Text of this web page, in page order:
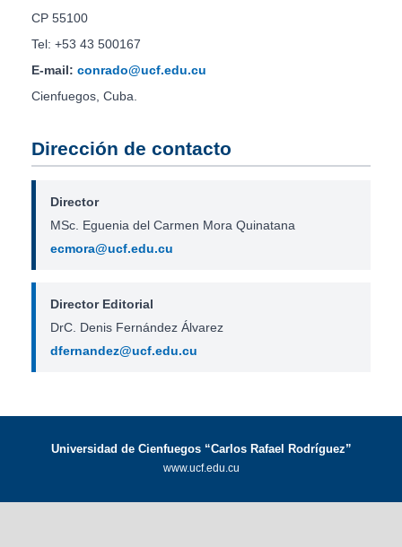
CP 55100
Tel: +53 43 500167
E-mail: conrado@ucf.edu.cu
Cienfuegos, Cuba.
Dirección de contacto
Director
MSc. Eguenia del Carmen Mora Quinatana
ecmora@ucf.edu.cu
Director Editorial
DrC. Denis Fernández Álvarez
dfernandez@ucf.edu.cu
Universidad de Cienfuegos “Carlos Rafael Rodríguez”
www.ucf.edu.cu